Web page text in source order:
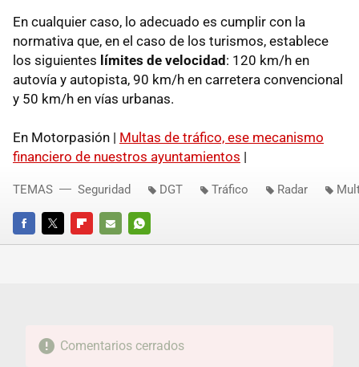
En cualquier caso, lo adecuado es cumplir con la
normativa que, en el caso de los turismos, establece
los siguientes límites de velocidad : 120 km/h en
autovía y autopista, 90 km/h en carretera convencional
y 50 km/h en vías urbanas.
En Motorpasión | Multas de tráfico, ese mecanismo
financiero de nuestros ayuntamientos |
FACEBOOKTWITTERFLIPBOARD
E-
WHATSAPP
TEMAS Seguridad DGT Tráfico Radar
Comentarios cerrados